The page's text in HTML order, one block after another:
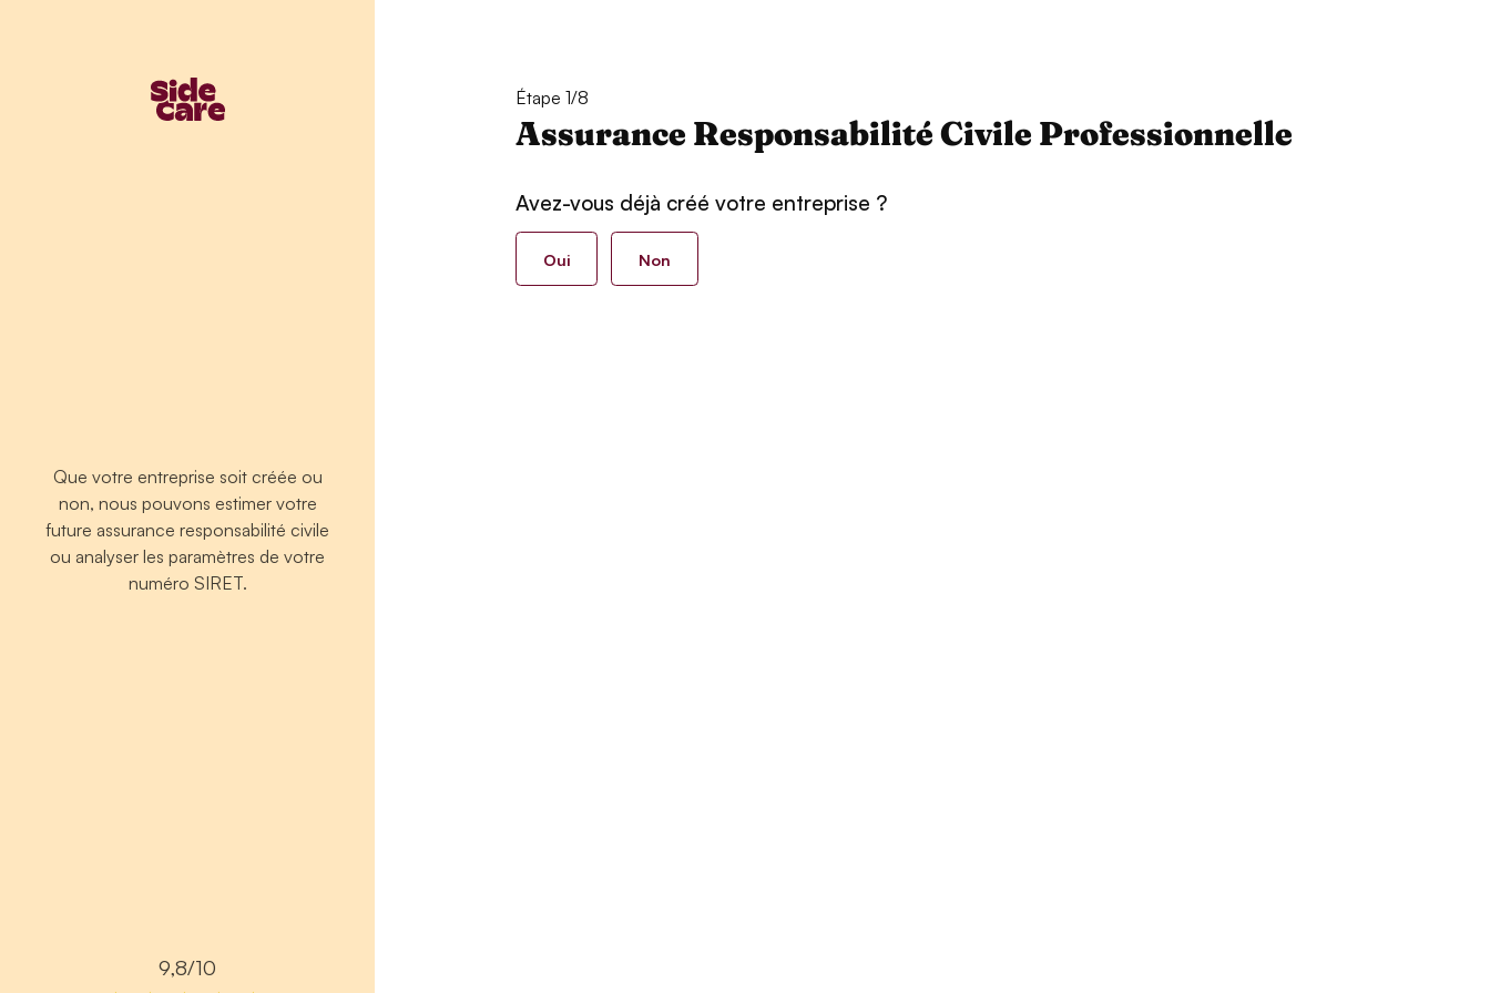
Que votre entreprise soit créée ou
non, nous pouvons estimer votre
future assurance responsabilité civile
ou analyser les paramètres de votre
numéro SIRET.
9,8/10
Étape 1/8
Assurance Responsabilité Civile Professionnelle
Avez-vous déjà créé votre entreprise ?
Oui Non